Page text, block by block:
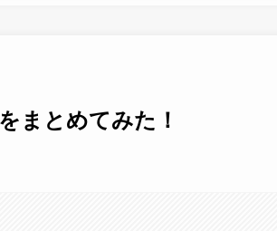
まとめてみた！